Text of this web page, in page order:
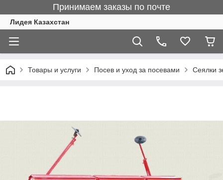
Принимаем заказы по почте
Лидея Казахстан
Товары и услуги Посев и уход за посевами Сеялки